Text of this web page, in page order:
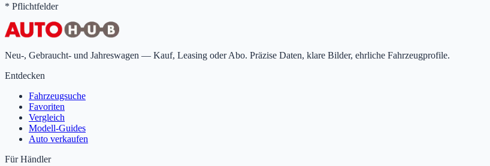
* Pflichtfelder
Neu-, Gebraucht- und Jahreswagen — Kauf, Leasing oder Abo. Präzise Daten, klare Bilder, ehrliche Fahrzeugprofile.
Entdecken
Fahrzeugsuche
Favoriten
Vergleich
Modell-Guides
Auto verkaufen
Für Händler